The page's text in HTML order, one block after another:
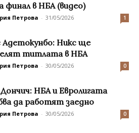
финал в НБА (видео)
Петрова - 31/05/2026 1
Адетокунбо: Никс ще
титлата в НБА
Петрова - 30/05/2026 0
Дончич: НБА и Евролигата
да работят заедно
Петрова - 30/05/2026 0